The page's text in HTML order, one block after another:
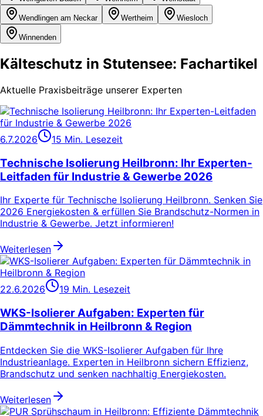
Wendlingen am Neckar Wertheim Wiesloch
Winnenden
Kälteschutz in Stutensee: Fachartikel
Aktuelle Praxisbeiträge unserer Experten
6.7.2026 15 Min. Lesezeit
Technische Isolierung Heilbronn: Ihr Experten-
Leitfaden für Industrie & Gewerbe 2026
Ihr Experte für Technische Isolierung Heilbronn. Senken Sie
2026 Energiekosten & erfüllen Sie Brandschutz-Normen in
Industrie & Gewerbe. Jetzt informieren!
Weiterlesen
22.6.2026 19 Min. Lesezeit
WKS-Isolierer Aufgaben: Experten für
Dämmtechnik in Heilbronn & Region
Entdecken Sie die WKS-Isolierer Aufgaben für Ihre
Industrieanlage. Experten in Heilbronn sichern Effizienz,
Brandschutz und senken nachhaltig Energiekosten.
Weiterlesen